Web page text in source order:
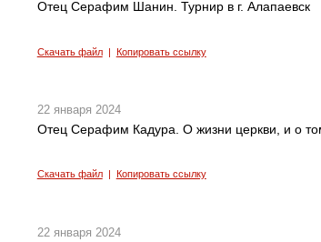
Отец Серафим Шанин. Турнир в г. Алапаевск
Скачать файл| Копировать ссылку
22 января 2024
Отец Серафим Кадура. О жизни церкви, и о
Скачать файл| Копировать ссылку
22 января 2024